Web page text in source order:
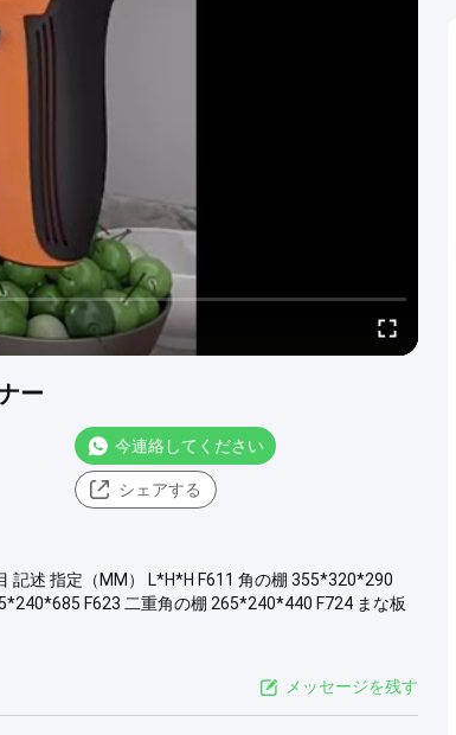
ー
今連絡してください
シェアする
述 指定（MM） L*H*H F611 角の棚 355*320*290
F623 二重角の棚 265*240*440 F724 まな板
メッセージを残す